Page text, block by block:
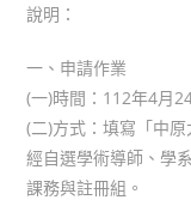
說明：
一、申請作業
(一)時間：112年4月
(二)方式：填寫「中
經自選學術導師、學
課務與註冊組。